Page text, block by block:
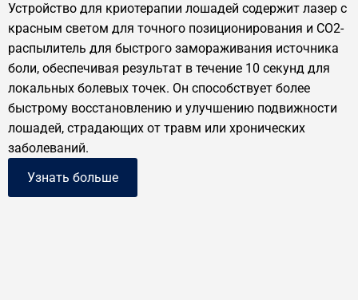
Устройство для криотерапии лошадей содержит лазер с
красным светом для точного позиционирования и CO2-
распылитель для быстрого замораживания источника
боли, обеспечивая результат в течение 10 секунд для
локальных болевых точек. Он способствует более
быстрому восстановлению и улучшению подвижности
лошадей, страдающих от травм или хронических
заболеваний.
Узнать больше